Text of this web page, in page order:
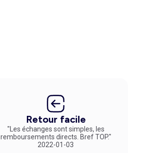
Retour facile
"Les échanges sont simples, les
remboursements directs. Bref TOP."
2022-01-03